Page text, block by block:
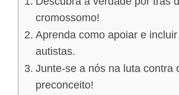
cromossomo!
Aprenda como apoiar e
autistas.
Junte-se a nós na luta contra
preconceito!